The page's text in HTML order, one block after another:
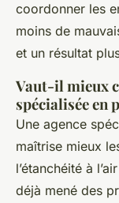
coordonner les
moins de
et un résultat
Vaut-il mieux
spécialisée en
Une agence
maîtrise mieux
l’étanchéité à
déjà mené des